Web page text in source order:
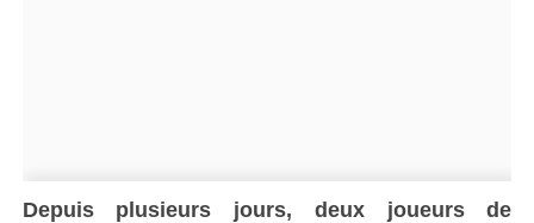
Depuis plusieurs jours, deux joueurs de